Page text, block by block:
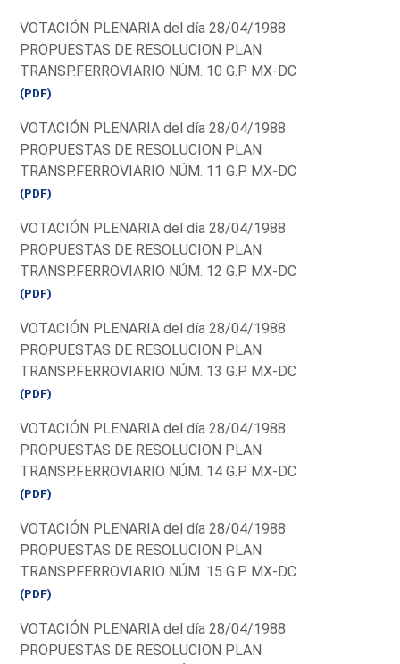
VOTACIÓN PLENARIA del día 28/04/1988
PROPUESTAS DE RESOLUCION PLAN
TRANSP.FERROVIARIO NÚM. 10 G.P. MX-DC
(PDF)
VOTACIÓN PLENARIA del día 28/04/1988
PROPUESTAS DE RESOLUCION PLAN
TRANSP.FERROVIARIO NÚM. 11 G.P. MX-DC
(PDF)
VOTACIÓN PLENARIA del día 28/04/1988
PROPUESTAS DE RESOLUCION PLAN
TRANSP.FERROVIARIO NÚM. 12 G.P. MX-DC
(PDF)
VOTACIÓN PLENARIA del día 28/04/1988
PROPUESTAS DE RESOLUCION PLAN
TRANSP.FERROVIARIO NÚM. 13 G.P. MX-DC
(PDF)
VOTACIÓN PLENARIA del día 28/04/1988
PROPUESTAS DE RESOLUCION PLAN
TRANSP.FERROVIARIO NÚM. 14 G.P. MX-DC
(PDF)
VOTACIÓN PLENARIA del día 28/04/1988
PROPUESTAS DE RESOLUCION PLAN
TRANSP.FERROVIARIO NÚM. 15 G.P. MX-DC
(PDF)
VOTACIÓN PLENARIA del día 28/04/1988
PROPUESTAS DE RESOLUCION PLAN